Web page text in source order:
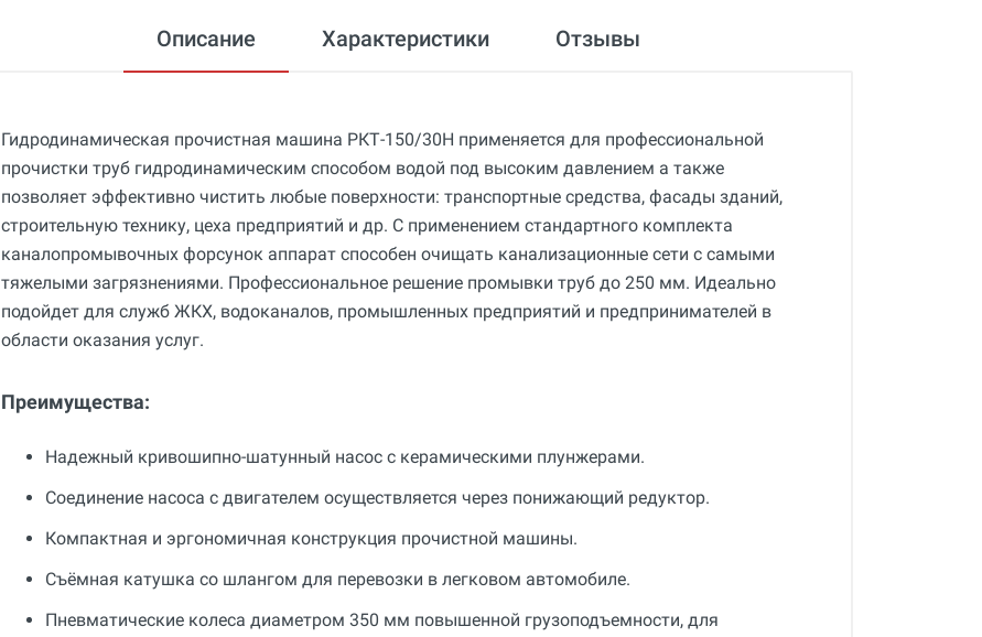
Описание Характеристики Отзывы
Гидродинамическая прочистная машина РКТ-150/30Н применяется для профессиональной
прочистки труб гидродинамическим способом водой под высоким давлением а также
позволяет эффективно чистить любые поверхности: транспортные средства, фасады зданий,
строительную технику, цеха предприятий и др. С применением стандартного комплекта
каналопромывочных форсунок аппарат способен очищать канализационные сети с самыми
тяжелыми загрязнениями. Профессиональное решение промывки труб до 250 мм. Идеально
подойдет для служб ЖКХ, водоканалов, промышленных предприятий и предпринимателей в
области оказания услуг.
Преимущества:
Надежный кривошипно-шатунный насос с керамическими плунжерами.
Соединение насоса с двигателем осуществляется через понижающий редуктор.
Компактная и эргономичная конструкция прочистной машины.
Съёмная катушка со шлангом для перевозки в легковом автомобиле.
Пневматические колеса диаметром 350 мм повышенной грузоподъемности, для